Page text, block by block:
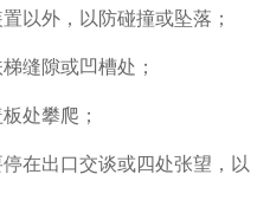
以外，以防碰撞或坠落；
缝隙或凹槽处；
处攀爬；
在出口交谈或四处张望，以